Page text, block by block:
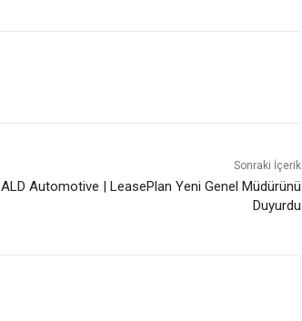
Sonraki İçerik
ALD Automotive | LeasePlan Yeni Genel Müdürünü
Duyurdu